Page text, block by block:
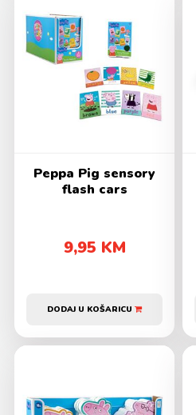
Peppa Pig sensory
flash cars
9,95 KM
DODAJ U KOŠARICU